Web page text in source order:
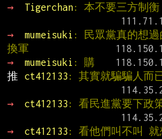
→
Tigerchan: 本不要三方制衡
→
mumeisuki : 民眾黨真的想
換軍
→
mumeisuki : 購
推
ct412133 : 其實就騙騙人而
→
ct412133 : 看民進黨要下政
→
ct412133 : 看他們叫不叫 就